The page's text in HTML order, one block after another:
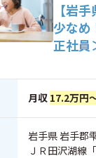
【岩
少なめ
正社員
月収 17.2万円
岩手県 岩手郡
ＪＲ田沢湖線